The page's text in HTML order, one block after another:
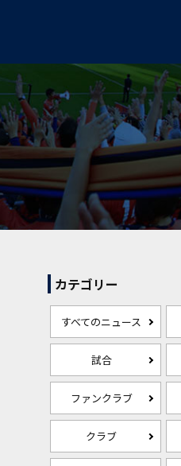
カテゴリー
すべてのニュース
試合
ファンクラブ
クラブ